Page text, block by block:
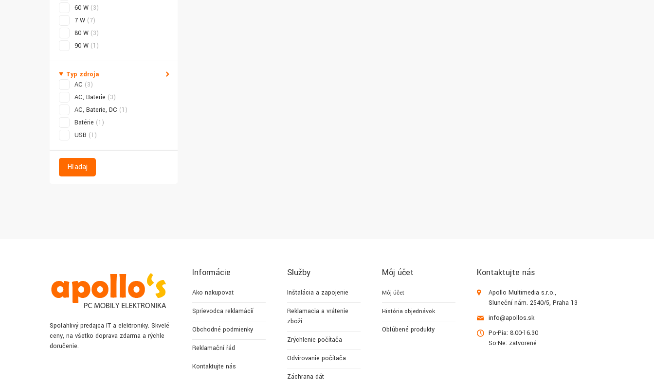
60 W (3)
7 W (7)
80 W (3)
90 W (1)
Typ zdroja
AC (3)
AC, Baterie (3)
AC, Baterie, DC (1)
Batérie (1)
USB (1)
Hľadaj
Spoľahlivý predajca IT a elektroniky. Skvelé
ceny, na všetko doprava zdarma a rýchle
doručenie.
Informácie
Ako nakupovať
Sprievodca reklamácií
Obchodné podmienky
Reklamační řád
Kontaktujte nás
Služby
Inštalácia a zapojenie
Reklamacia a vrátenie
zboží
Zrýchlenie počítača
Odvírovanie počítača
Záchrana dát
Môj účet
Môj účet
História objednávok
Obľúbené produkty
Kontaktujte nás
Apollo Multimedia s.r.o.,
Sluneční nám. 2540/5, Praha 13
info@apollos.sk
Po-Pia: 8.00-16.30
So-Ne: zatvorené